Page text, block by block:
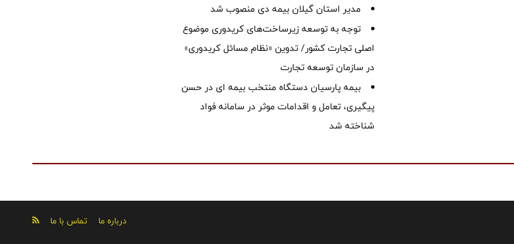
‌مدیر استان گیلان بیمه دی منصوب شد
توجه به توسعه زیرساخت‌های کریدوری موضوع
اصلی تجارت کشور/ تدوین «نظام مسائل کریدوری»
در سازمان توسعه تجارت
بیمه پارسیان دستگاه منتخب بیمه ای در حسن
پیگیری، تعامل و اقدامات موثر در سامانه فواد
شناخته شد
درباره ما
تماس با ما